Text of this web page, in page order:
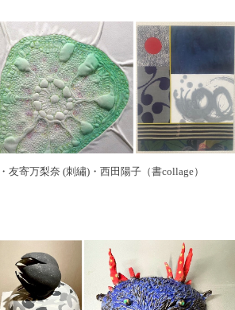
友寄万梨奈 (刺繡)・西田陽子（書collage）